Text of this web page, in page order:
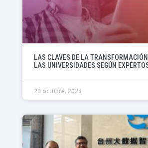
LAS CLAVES DE LA
LAS UNIVERSIDADES SEGÚN
20 octubre, 2023